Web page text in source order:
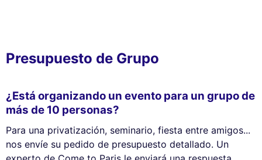
Presupuesto de Grupo
¿Está organizando un evento para un grupo de
más de 10 personas?
Para una privatización, seminario, fiesta entre amigos...
nos envíe su pedido de presupuesto detallado. Un